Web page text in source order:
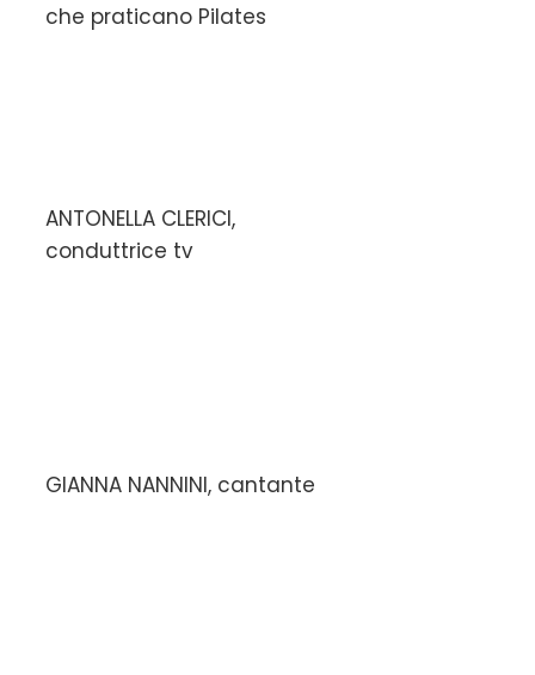
che praticano Pilates
ANTONELLA CLERICI,
conduttrice tv
GIANNA NANNINI, cantante